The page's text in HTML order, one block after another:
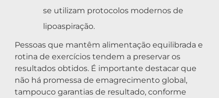
se utilizam protocolos modernos de
lipoaspiração.
Pessoas que mantêm alimentação equilibrada e
rotina de exercícios tendem a preservar os
resultados obtidos. É importante destacar que
não há promessa de emagrecimento global,
tampouco garantias de resultado, conforme